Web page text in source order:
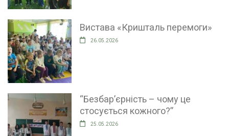
Вистава «Кришталь перемоги»
26.05.2026
“Безбар’єрність – чому це
стосується кожного?”
25.05.2026